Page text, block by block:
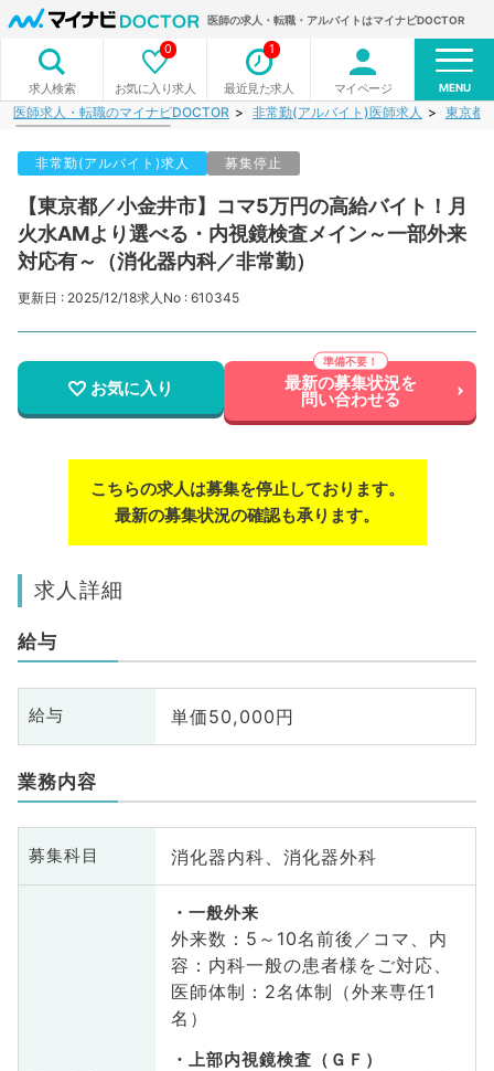
医師の求人・転職・アルバイトはマイナビDOCTOR
求人検索 お気に入り求人
0
最近見た求人
1
マイページ MENU
医師求人・転職のマイナビDOCTOR 非常勤(アルバイト)医師求人 東京都
非常勤(アルバイト)求人 募集停止
【東京都／小金井市】コマ5万円の高給バイト！月
火水AMより選べる・内視鏡検査メイン～一部外来
対応有～（消化器内科／非常勤）
更新日 : 2025/12/18求人No : 610345
お気に入り 最新の募集状況を
問い合わせる
こちらの求人は募集を停止しております。
最新の募集状況の確認も承ります。
求人詳細
給与
給与 単価50,000円
業務内容
募集科目 消化器内科、消化器外科
一般外来
外来数：5～10名前後／コマ、内
容：内科一般の患者様をご対応、
医師体制：2名体制（外来専任1
名）
上部内視鏡検査（ＧＦ）